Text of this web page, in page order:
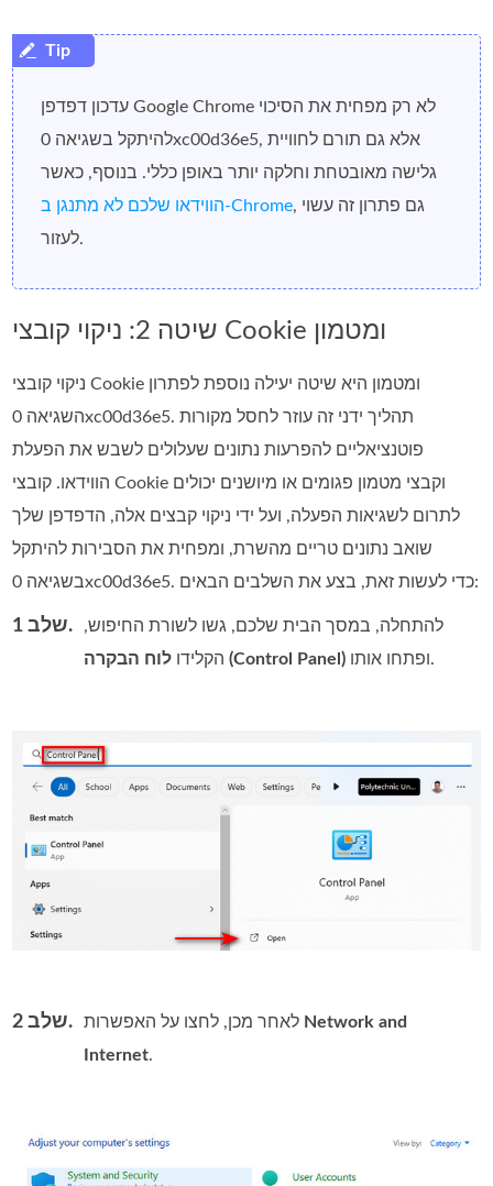
עדכון דפדפן Google Chrome לא רק מפחית את הסיכוי
להיתקל בשגיאה 0xc00d36e5, אלא גם תורם לחוויית
גלישה מאובטחת וחלקה יותר באופן כללי. בנוסף, כאשר
הווידאו שלכם לא מתנגן ב‑Chrome, גם פתרון זה עשוי
לעזור.
שיטה 2: ניקוי קובצי Cookie ומטמון
ניקוי קובצי Cookie ומטמון היא שיטה יעילה נוספת לפתרון
השגיאה 0xc00d36e5. תהליך ידני זה עוזר לחסל מקורות
פוטנציאליים להפרעות נתונים שעלולים לשבש את הפעלת
הווידאו. קובצי Cookie וקבצי מטמון פגומים או מיושנים יכולים
לתרום לשגיאות הפעלה, ועל ידי ניקוי קבצים אלה, הדפדפן שלך
שואב נתונים טריים מהשרת, ומפחית את הסבירות להיתקל
בשגיאה 0xc00d36e5. כדי לעשות זאת, בצע את השלבים הבאים:
שלב 1.
להתחלה, במסך הבית שלכם, גשו לשורת החיפוש,
הקלידו לוח הבקרה (Control Panel) ופתחו אותו.
שלב 2.
Network and
Internet.